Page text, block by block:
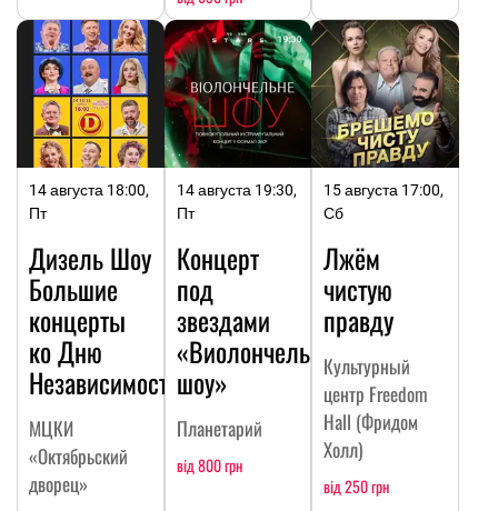
14 августа 18:00,
Пт
Дизель Шоу
Большие
концерты
ко Дню
Независимости
МЦКИ
«Октябрьский
дворец»
14 августа 19:30,
Пт
Концерт
под
звездами
«Виолончельное
шоу»
Планетарий
від 800 грн
15 августа 17:00,
Сб
Лжём
чистую
правду
Культурный
центр Freedom
Hall (Фридом
Холл)
від 250 грн